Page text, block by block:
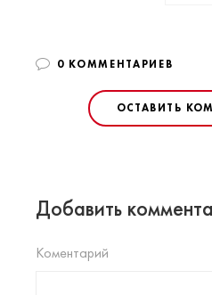
0 КОММЕНТАРИЕВ
ОСТАВИТЬ
Добавить
Коментарий